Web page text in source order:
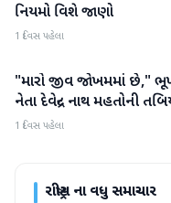
નિયમો વિશે જાણો
1 દિવસ પહેલા
રાષ્ટ્રીય
"મારો જીવ જોખમમાં છે," ભૂખ
નેતા દેવેન્દ્ર નાથ મહતોની
1 દિવસ પહેલા
રાષ્ટ્રીયના વધુ સમાચાર